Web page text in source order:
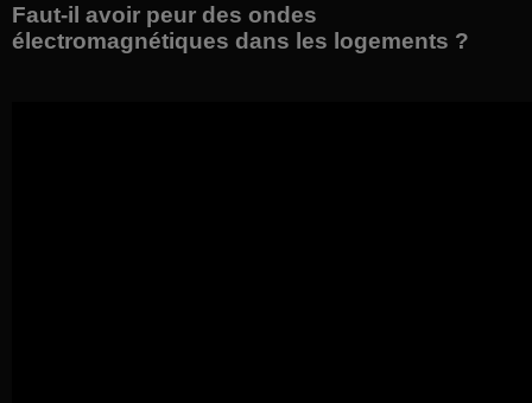
Faut-il avoir peur des ondes
électromagnétiques dans les logements ?